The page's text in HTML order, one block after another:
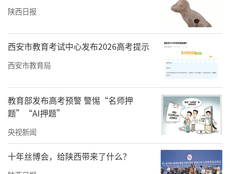
陕西日报
西安市教育考试中心发布2026高考提示
西安市教育局
教育部发布高考预警 警惕“名师押
题”“AI押题”
央视新闻
十年丝博会，给陕西带来了什么？